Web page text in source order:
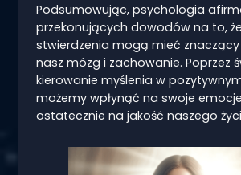
Podsumowując, psychologia
przekonujących dowodów na to,
stwierdzenia mogą mieć znaczący
nasz mózg i zachowanie. Poprzez
kierowanie myślenia w
możemy wpłynąć na swoje
ostatecznie na jakość naszego